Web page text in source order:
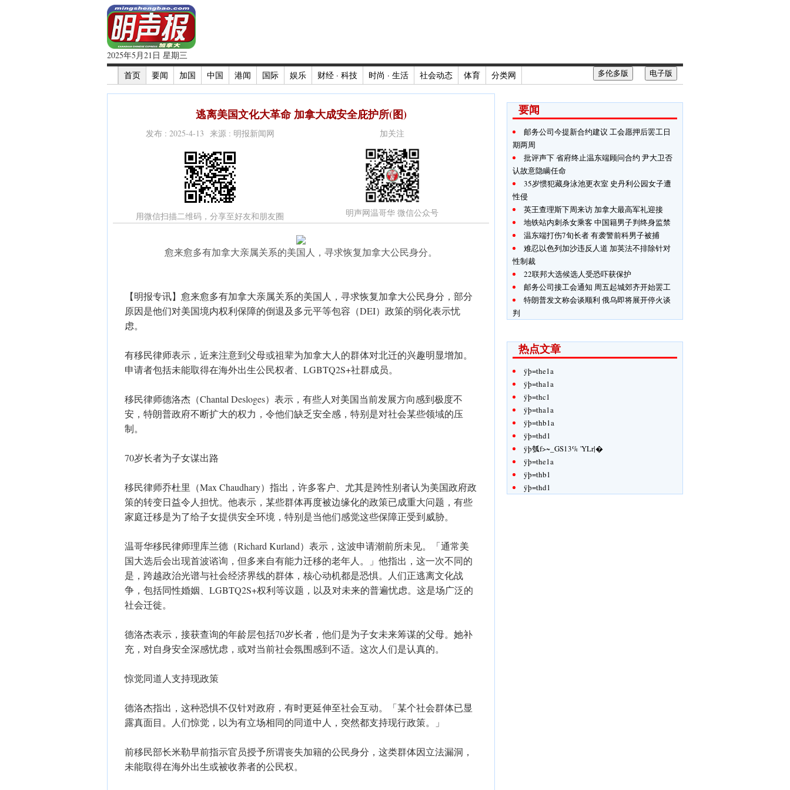
2025年5月21日 星期三
首页
要闻 加国 中国 港闻 国际 娱乐 财经 · 科技 时尚 · 生活 社会动态 体育 分类网 电子版
多伦多版
逃离美国文化大革命 加拿大成安全庇护所(图)
发布 : 2025-4-13 来源 : 明报新闻网
用微信扫描二维码，分享至好友和朋友圈
加关注
明声网温哥华 微信公众号
愈来愈多有加拿大亲属关系的美国人，寻求恢复加拿大公民身分。
【明报专讯】愈来愈多有加拿大亲属关系的美国人，寻求恢复加拿大公民身分，部分
原因是他们对美国境内权利保障的倒退及多元平等包容（DEI）政策的弱化表示忧
虑。
有移民律师表示，近来注意到父母或祖辈为加拿大人的群体对北迁的兴趣明显增加。
申请者包括未能取得在海外出生公民权者、LGBTQ2S+社群成员。
移民律师德洛杰（Chantal Desloges）表示，有些人对美国当前发展方向感到极度不
安，特朗普政府不断扩大的权力，令他们缺乏安全感，特别是对社会某些领域的压
制。
70岁长者为子女谋出路
移民律师乔杜里（Max Chaudhary）指出，许多客户、尤其是跨性别者认为美国政府政
策的转变日益令人担忧。他表示，某些群体再度被边缘化的政策已成重大问题，有些
家庭迁移是为了给子女提供安全环境，特别是当他们感觉这些保障正受到威胁。
温哥华移民律师理库兰德（Richard Kurland）表示，这波申请潮前所未见。「通常美
国大选后会出现首波谘询，但多来自有能力迁移的老年人。」他指出，这一次不同的
是，跨越政治光谱与社会经济界线的群体，核心动机都是恐惧。人们正逃离文化战
争，包括同性婚姻、LGBTQ2S+权利等议题，以及对未来的普遍忧虑。这是场广泛的
社会迁徙。
德洛杰表示，接获查询的年龄层包括70岁长者，他们是为子女未来筹谋的父母。她补
充，对自身安全深感忧虑，或对当前社会氛围感到不适。这次人们是认真的。
惊觉同道人支持现政策
德洛杰指出，这种恐惧不仅针对政府，有时更延伸至社会互动。「某个社会群体已显
露真面目。人们惊觉，以为有立场相同的同道中人，突然都支持现行政策。」
前移民部长米勒早前指示官员授予所谓丧失加籍的公民身分，这类群体因立法漏洞，
未能取得在海外出生或被收养者的公民权。
要闻
邮务公司今提新合约建议 工会愿押后罢工日
期两周
批评声下 省府终止温东端顾问合约 尹大卫否
认故意隐瞒任命
35岁惯犯藏身泳池更衣室 史丹利公园女子遭
性侵
英王查理斯下周来访 加拿大最高军礼迎接
地铁站内刺杀女乘客 中国籍男子判终身监禁
温东端打伤7旬长者 有袭警前科男子被捕
难忍以色列加沙违反人道 加英法不排除针对
性制裁
22联邦大选候选人受恐吓获保护
邮务公司接工会通知 周五起城郊齐开始罢工
特朗普发文称会谈顺利 俄乌即将展开停火谈
判
热点文章
ÿþ=the1a
ÿþ=tha1a
ÿþ=thc1
ÿþ=tha1a
ÿþ=thb1a
ÿþ=thd1
ÿþ瓠f>~_GS13% 'YLr|�
ÿþ=the1a
ÿþ=thb1
ÿþ=thd1